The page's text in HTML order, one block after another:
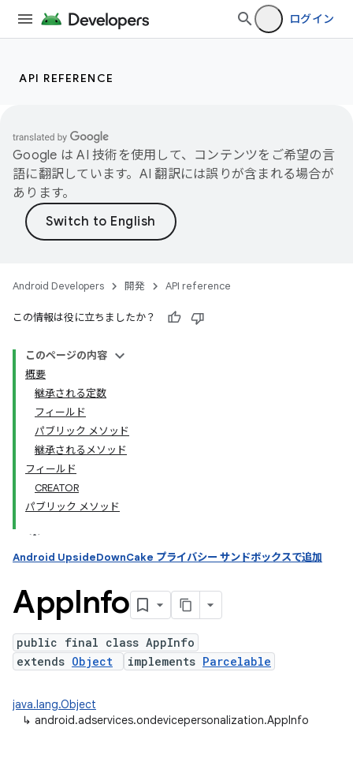
ログイン
API REFERENCE
Google は AI 技術を使用して、コンテンツをご希望の言
語に翻訳しています。AI 翻訳には誤りが含まれる場合が
あります。
Android Developers 開発 API reference
この情報は役に立ちましたか？
このページの内容
概要
継承される定数
フィールド
パブリック メソッド
継承されるメソッド
フィールド
CREATOR
パブリック メソッド
Android UpsideDownCake プライバシー サンドボックスで追加
AppInfo
public final class AppInfo
extends Object implements Parcelable
java.lang.Object
↳ android.adservices.ondevicepersonalization.AppInfo